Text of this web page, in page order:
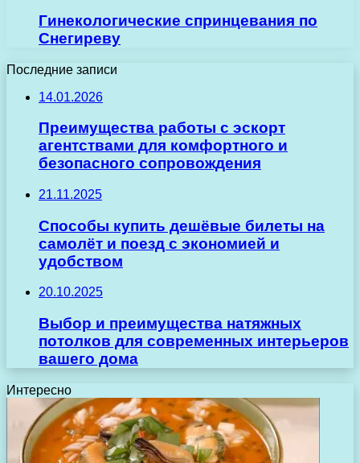
Гинекологические спринцевания по
Снегиреву
Последние записи
14.01.2026
Преимущества работы с эскорт
агентствами для комфортного и
безопасного сопровождения
21.11.2025
Способы купить дешёвые билеты на
самолёт и поезд с экономией и
удобством
20.10.2025
Выбор и преимущества натяжных
потолков для современных интерьеров
вашего дома
Интересно